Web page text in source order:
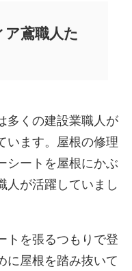
鳶職人た
多くの建設業職人が
います。屋根の修理
シートを屋根にかぶ
人が活躍していまし
トを張るつもりで登
に屋根を踏み抜いて